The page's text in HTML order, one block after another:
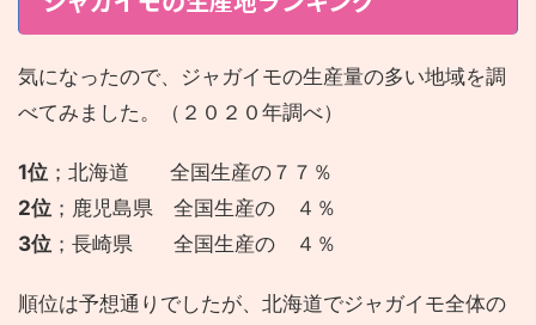
気になったので、ジャガイモの生産量の多い地域を調
べてみました。（２０２０年調べ）
1位 ；北海道 全国生産の７７％
2位 ；鹿児島県 全国生産の ４％
3位 ；長崎県 全国生産の ４％
順位は予想通りでしたが、北海道でジャガイモ全体の